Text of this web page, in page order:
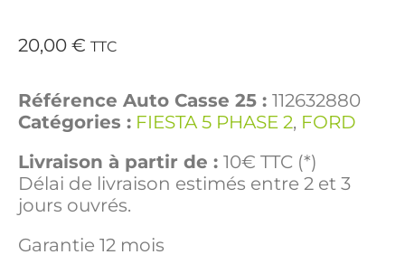
20,00 € TTC
Référence Auto Casse 25 : 112632880
Catégories : FIESTA 5 PHASE 2, FORD
Livraison à partir de : 10€ TTC (*)
Délai de livraison estimés entre 2 et 3
jours ouvrés.
Garantie 12 mois